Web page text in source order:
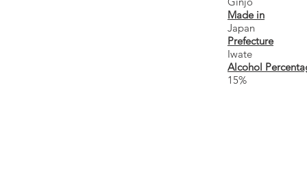
Made in
Japan
Prefecture
Iwate
Alcohol
15%